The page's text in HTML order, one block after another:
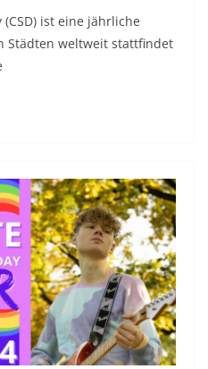
ist eine jährliche
Städten weltweit stattfindet